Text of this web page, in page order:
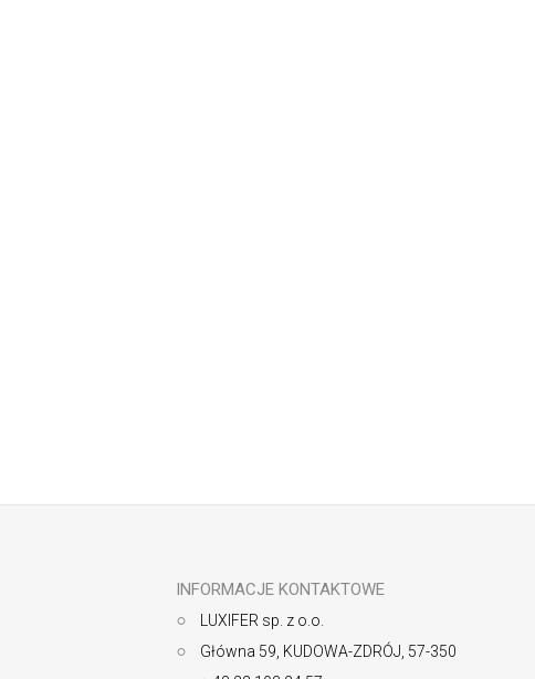
INFORMACJE KONTAKTOWE
LUXIFER sp. z o.o.
Główna 59, KUDOWA-ZDRÓJ, 57-350